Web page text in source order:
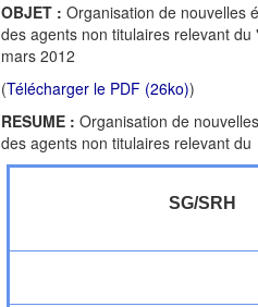
OBJET : Organisation de nouvelles
des agents non titulaires relevant
mars 2012
(Télécharger le PDF (26ko))
RESUME : Organisation de
des agents non titulaires relevant du
SG/SRH